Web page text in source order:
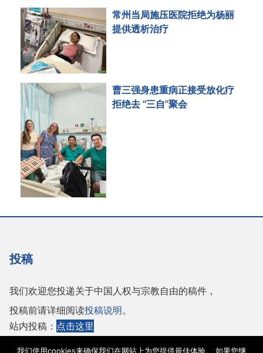
常州当局施压医院拒绝为杨丽
提供透析治疗
曹三强身患重病正接受放化疗
拒绝去 “三自”聚会
投稿
我们欢迎您投递关于中国人权与宗教自由的稿件，
投稿前请详细阅读投稿说明。
站内投稿： 点击这里
我们使用cookies来确保我们在网站上为您提供最佳体验。 如果您继